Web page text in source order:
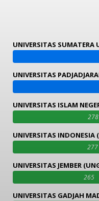
UNIVERSITAS SUMATERA
UNIVERSITAS
UNIVERSITAS ISLAM
278
UNIVERSITAS INDONESIA
277
UNIVERSITAS JEMBER
265
UNIVERSITAS GADJAH